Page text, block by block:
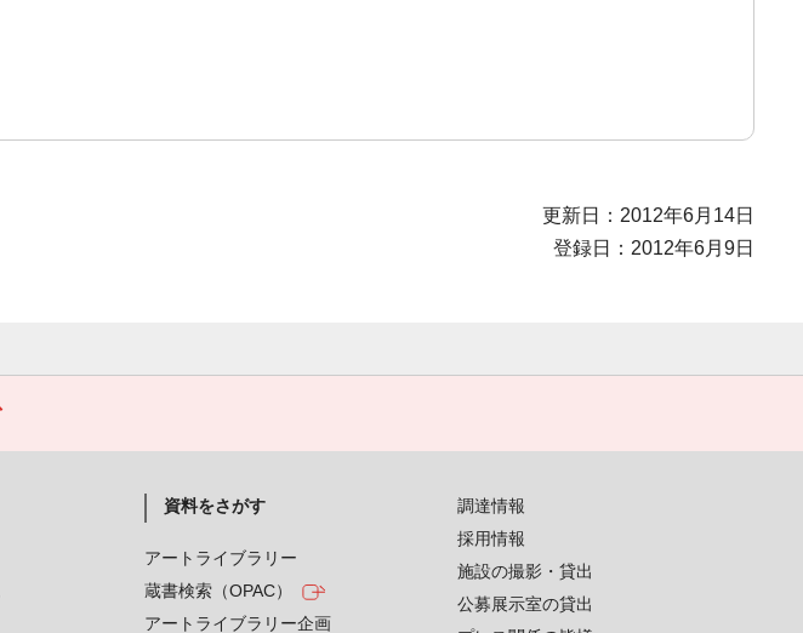
更新日：2012年6月14日
登録日：2012年6月9日
資料をさがす
アートライブラリー
蔵書検索（OPAC）
アートライブラリー企画
調達情報
採用情報
施設の撮影・貸出
公募展示室の貸出